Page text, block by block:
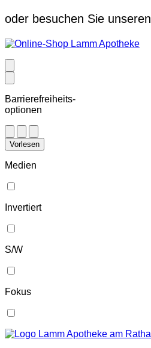
oder besuchen Sie unseren
Barrierefreiheits-
optionen
Vorlesen
Medien
Invertiert
S/W
Fokus